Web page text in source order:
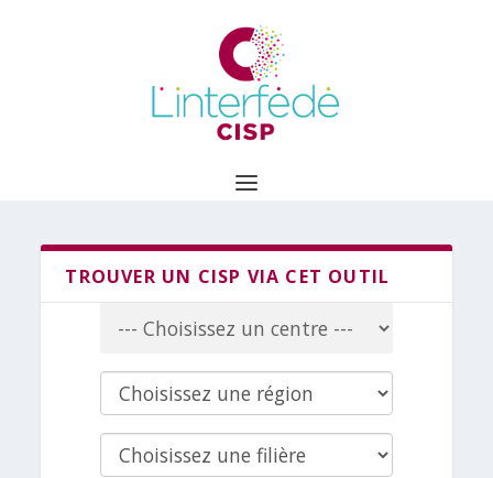
TROUVER UN CISP VIA CET OUTIL